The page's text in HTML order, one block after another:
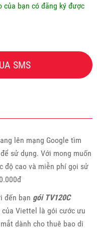
của bạn có đăng ký được
SMS
lên mạng Google tìm
sử dụng. Với mong muốn
độ cao và miễn phí gọi sử
đến bạn gói TV120C
Viettel là gói cước ưu
dành cho thuê bao di